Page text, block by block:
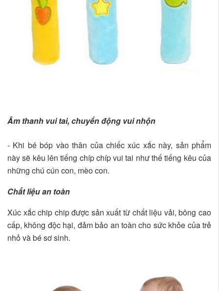
Âm thanh vui tai, chuyển động vui nhộn
- Khi bé bóp vào thân của chiếc xúc xắc này, sản phẩm
này sẽ kêu lên tiếng chíp chíp vui tai như thế tiếng kêu của
những chú cún con, mèo con.
Chất liệu an toàn
Xúc xắc chip chip được sản xuất từ chất liệu vải, bông cao
cấp, không độc hại, đảm bảo an toàn cho sức khỏe của trẻ
nhỏ và bé sơ sinh.